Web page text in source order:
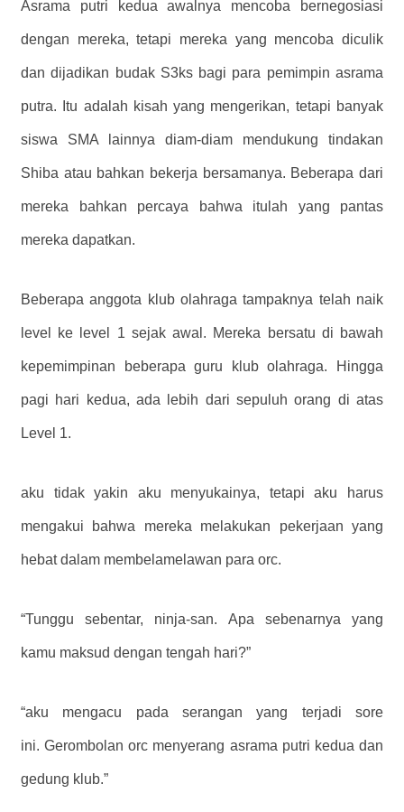
Asrama putri kedua awalnya mencoba bernegosiasi
dengan mereka, tetapi mereka yang mencoba diculik
dan dijadikan budak S3ks bagi para pemimpin asrama
putra. Itu adalah kisah yang mengerikan, tetapi banyak
siswa SMA lainnya diam-diam mendukung tindakan
Shiba atau bahkan bekerja bersamanya. Beberapa dari
mereka bahkan percaya bahwa itulah yang pantas
mereka dapatkan.
Beberapa anggota klub olahraga tampaknya telah naik
level ke level 1 sejak awal. Mereka bersatu di bawah
kepemimpinan beberapa guru klub olahraga. Hingga
pagi hari kedua, ada lebih dari sepuluh orang di atas
Level 1.
aku tidak yakin aku menyukainya, tetapi aku harus
mengakui bahwa mereka melakukan pekerjaan yang
hebat dalam membelamelawan para orc.
“Tunggu sebentar, ninja-san. Apa sebenarnya yang
kamu maksud dengan tengah hari?”
“aku mengacu pada serangan yang terjadi sore
ini. Gerombolan orc menyerang asrama putri kedua dan
gedung klub.”